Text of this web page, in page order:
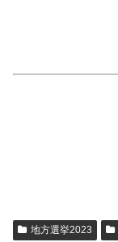
地方選挙2023